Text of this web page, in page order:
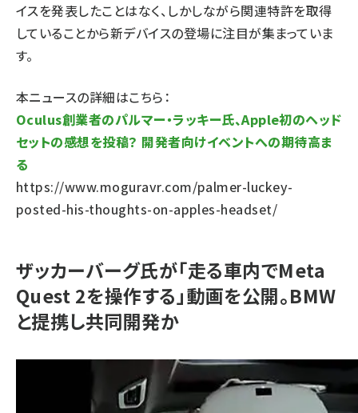
イスを発表したことはなく、しかしながら関連特許を取得
していることから新デバイスの登場に注目が集まっていま
す。
本ニュースの詳細はこちら：
Oculus創業者のパルマー・ラッキー氏、Apple初のヘッド
セットの感想を投稿？ 開発者向けイベントへの期待高ま
る
https://www.moguravr.com/palmer-luckey-
posted-his-thoughts-on-apples-headset/
ザッカーバーグ氏が「走る車内でMeta
Quest 2を操作する」動画を公開。BMW
と提携し共同開発か